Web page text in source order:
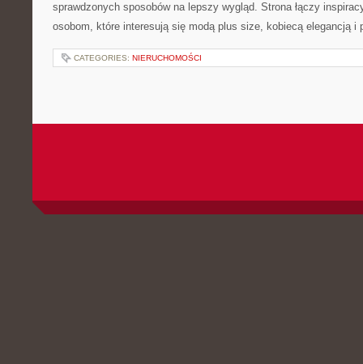
sprawdzonych sposobów na lepszy wygląd. Strona łączy
osobom, które interesują się modą plus size, kobiecą elegancją
CATEGORIES: NIERUCHOMOŚCI